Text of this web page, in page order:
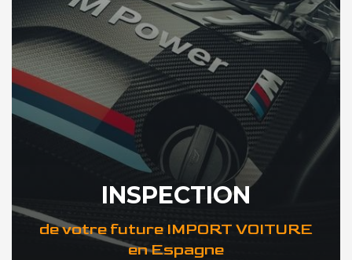
INSPECTION
de votre future IMPORT VOITURE
en Espagne